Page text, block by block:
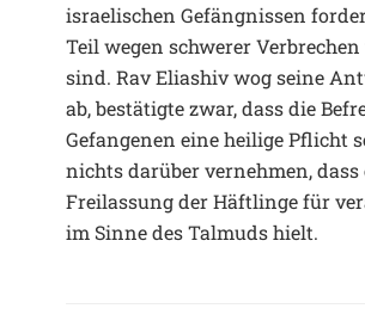
israelischen Gefängnissen
Teil wegen schwerer
sind. Rav Eliashiv wog seine
ab, bestätigte zwar, dass die
Gefangenen eine heilige Pflicht
nichts darüber vernehmen, dass
Freilassung der Häftlinge für
im Sinne des Talmuds hielt.